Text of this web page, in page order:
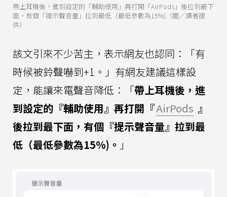
帶上耳機後，進到設定的「輔助使用」再打開「AirPods」後拉到最下
面，有個「提示聲音量」拉到最低（最低參數為15%)（圖／讀者提
供）
該文引來不少苦主，表示網友也認同：「有
時候被鈴聲嚇到+1。」有網友建議這樣設
定，能讓來電聲音降低：「帶上耳機後，進
到設定的『輔助使用』再打開『AirPods 』
後拉到最下面，有個『提示聲音量』拉到最
低（最低參數為15%)。 」